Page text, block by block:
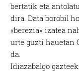
bertatik eta
dira. Data borobil
«berezia» izatea
urte guzti hauetan
da.
Idiazabalgo